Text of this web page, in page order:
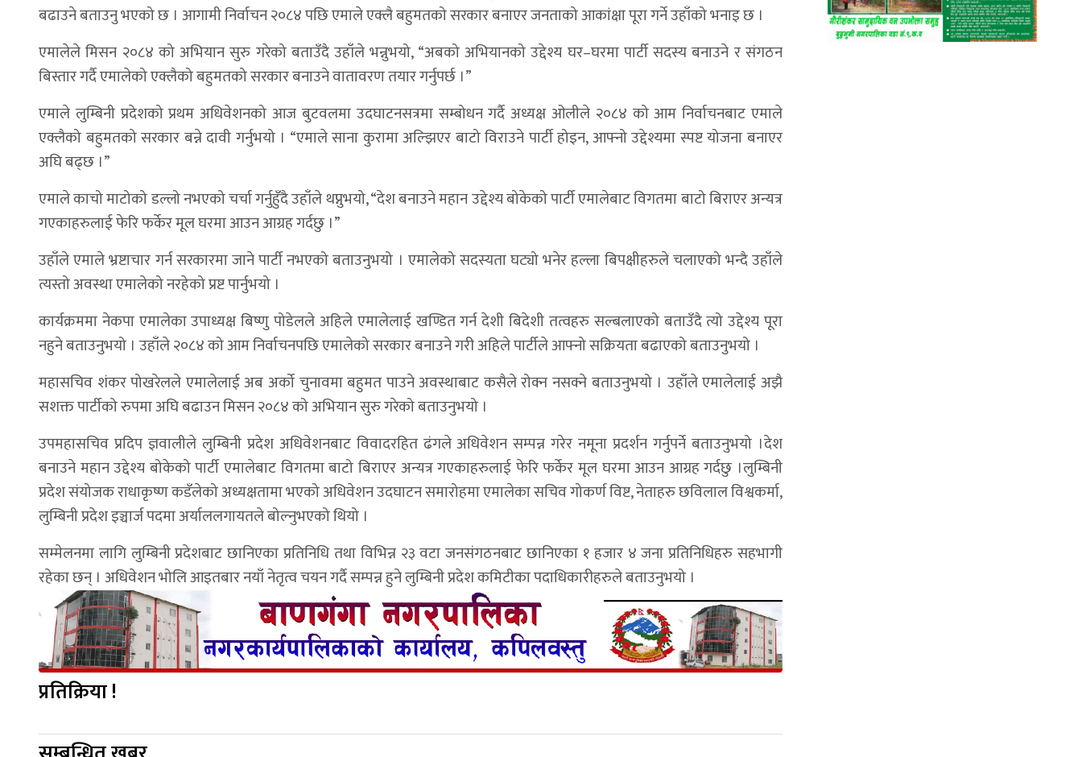
बढाउने बताउनु भएको छ । आगामी निर्वाचन २०८४ पछि एमाले एक्लै बहुमतको सरकार बनाएर जनताको आकांक्षा पूरा गर्ने उहाँको भनाइ छ ।
एमालेले मिसन २०८४ को अभियान सुरु गरेको बताउँदै उहाँले भन्नुभयो, “अबको अभियानको उद्देश्य घर–घरमा पार्टी सदस्य बनाउने र संगठन
बिस्तार गर्दै एमालेको एक्लैको बहुमतको सरकार बनाउने वातावरण तयार गर्नुपर्छ ।”
एमाले लुम्बिनी प्रदेशको प्रथम अधिवेशनको आज बुटवलमा उदघाटनसत्रमा सम्बोधन गर्दै अध्यक्ष ओलीले २०८४ को आम निर्वाचनबाट एमाले
एक्लैको बहुमतको सरकार बन्ने दावी गर्नुभयो । “एमाले साना कुरामा अल्झिएर बाटो विराउने पार्टी होइन, आफ्नो उद्देश्यमा स्पष्ट योजना बनाएर
अघि बढ्छ ।”
एमाले काचो माटोको डल्लो नभएको चर्चा गर्नुहुँदै उहाँले थप्नुभयो, “देश बनाउने महान उद्देश्य बोकेको पार्टी एमालेबाट विगतमा बाटो बिराएर अन्यत्र
गएकाहरुलाई फेरि फर्केर मूल घरमा आउन आग्रह गर्दछु ।”
उहाँले एमाले भ्रष्टाचार गर्न सरकारमा जाने पार्टी नभएको बताउनुभयो । एमालेको सदस्यता घट्यो भनेर हल्ला बिपक्षीहरुले चलाएको भन्दै उहाँले
त्यस्तो अवस्था एमालेको नरहेको प्रष्ट पार्नुभयो ।
कार्यक्रममा नेकपा एमालेका उपाध्यक्ष बिष्णु पोडेलले अहिले एमालेलाई खण्डित गर्न देशी बिदेशी तत्वहरु सल्बलाएको बताउँदै त्यो उद्देश्य पूरा
नहुने बताउनुभयो । उहाँले २०८४ को आम निर्वाचनपछि एमालेको सरकार बनाउने गरी अहिले पार्टीले आफ्नो सक्रियता बढाएको बताउनुभयो ।
महासचिव शंकर पोखरेलले एमालेलाई अब अर्को चुनावमा बहुमत पाउने अवस्थाबाट कसैले रोक्न नसक्ने बताउनुभयो । उहाँले एमालेलाई अझै
सशक्त पार्टीको रुपमा अघि बढाउन मिसन २०८४ को अभियान सुरु गरेको बताउनुभयो ।
उपमहासचिव प्रदिप ज्ञवालीले लुम्बिनी प्रदेश अधिवेशनबाट विवादरहित ढंगले अधिवेशन सम्पन्न गरेर नमूना प्रदर्शन गर्नुपर्ने बताउनुभयो ।देश
बनाउने महान उद्देश्य बोकेको पार्टी एमालेबाट विगतमा बाटो बिराएर अन्यत्र गएकाहरुलाई फेरि फर्केर मूल घरमा आउन आग्रह गर्दछु ।लुम्बिनी
प्रदेश संयोजक राधाकृष्ण कडँलेको अध्यक्षतामा भएको अधिवेशन उदघाटन समारोहमा एमालेका सचिव गोकर्ण विष्ट, नेताहरु छविलाल विश्वकर्मा,
लुम्बिनी प्रदेश इञ्चार्ज पदमा अर्याललगायतले बोल्नुभएको थियो ।
सम्मेलनमा लागि लुम्बिनी प्रदेशबाट छानिएका प्रतिनिधि तथा विभिन्न २३ वटा जनसंगठनबाट छानिएका १ हजार ४ जना प्रतिनिधिहरु सहभागी
रहेका छन् । अधिवेशन भोलि आइतबार नयाँ नेतृत्व चयन गर्दै सम्पन्न हुने लुम्बिनी प्रदेश कमिटीका पदाधिकारीहरुले बताउनुभयो ।
प्रतिक्रिया !